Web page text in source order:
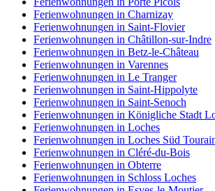
Ferienwohnungen in Charnizay
Ferienwohnungen in Saint-Flovier
Ferienwohnungen in Châtillon-sur-Indre
Ferienwohnungen in Betz-le-Château
Ferienwohnungen in Varennes
Ferienwohnungen in Le Tranger
Ferienwohnungen in Saint-Hippolyte
Ferienwohnungen in Saint-Senoch
Ferienwohnungen in Königliche Stadt
Ferienwohnungen in Loches
Ferienwohnungen in Loches Süd
Ferienwohnungen in Cléré-du-Bois
Ferienwohnungen in Obterre
Ferienwohnungen in Schloss Loches